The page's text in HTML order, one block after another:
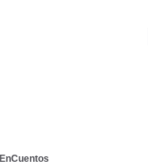
EnCuentos